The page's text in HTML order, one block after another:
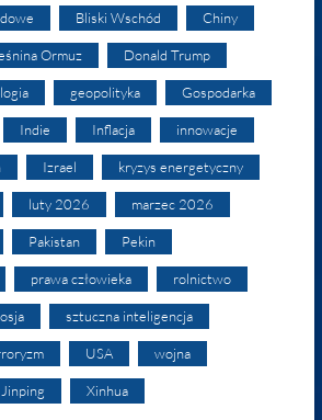
Bliski Wschód Chiny
Ormuz Donald Trump
geopolityka Gospodarka
Indie Inflacja innowacje
Izrael kryzys energetyczny
luty 2026 marzec 2026
Pakistan Pekin
prawa człowieka rolnictwo
sztuczna inteligencja
USA wojna
Xinhua